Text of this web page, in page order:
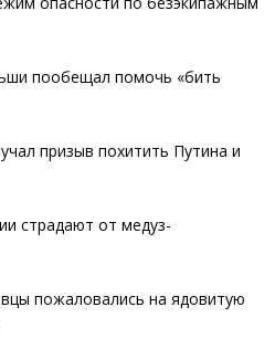
пообещал помочь «бить
призыв похитить Путина и
страдают от медуз-
пожаловались на ядовитую